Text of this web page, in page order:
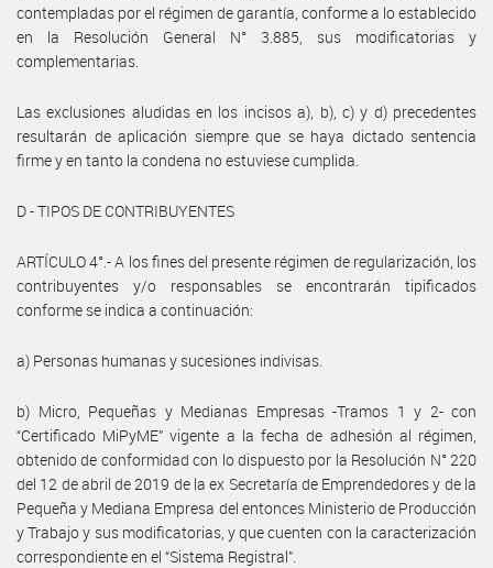
contempladas por el régimen de garantía, conforme a lo establecido
en la Resolución General N° 3.885, sus modificatorias y
complementarias.
Las exclusiones aludidas en los incisos a), b), c) y d) precedentes
resultarán de aplicación siempre que se haya dictado sentencia
firme y en tanto la condena no estuviese cumplida.
D - TIPOS DE CONTRIBUYENTES
ARTÍCULO 4°.- A los fines del presente régimen de regularización, los
contribuyentes y/o responsables se encontrarán tipificados
conforme se indica a continuación:
a) Personas humanas y sucesiones indivisas.
b) Micro, Pequeñas y Medianas Empresas -Tramos 1 y 2- con
“Certificado MiPyME” vigente a la fecha de adhesión al régimen,
obtenido de conformidad con lo dispuesto por la Resolución N° 220
del 12 de abril de 2019 de la ex Secretaría de Emprendedores y de la
Pequeña y Mediana Empresa del entonces Ministerio de Producción
y Trabajo y sus modificatorias, y que cuenten con la caracterización
correspondiente en el “Sistema Registral”.